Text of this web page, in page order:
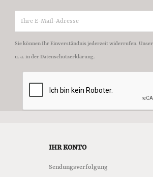
Sie können Ihr Einverständnis jederzeit widerrufen.
u. a. in der Datenschutzerklärung.
IHR KONTO
Sendungsverfolgung